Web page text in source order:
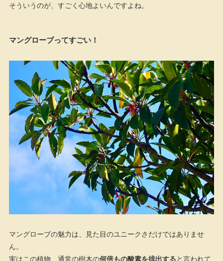
そういうのが、すごく心地よいんですよね。
マングローブってすごい！
マングローブの魅力は、見た目のユニークさだけではありませ
ん。
実はこの植物、通常の樹木の何倍もの酸素を排出すると言われて